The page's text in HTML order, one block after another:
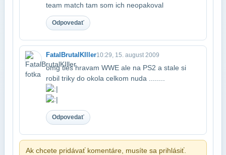
team match tam som ich neopakoval
Odpovedať
FatalBrutalKIller10:29, 15. august 2009
omg ties hravam WWE ale na PS2 a stale si
robil triky do okola celkom nuda ........​
Odpovedať
Ak chcete pridávať komentáre, musíte sa prihlásiť.